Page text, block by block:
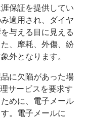
保証を提供してい
適用され、ダイヤ
与える目に見える
、摩耗、外傷、紛
外となります。
に欠陥があった場
サービスを要求す
めに、電子メール
。電子メールに